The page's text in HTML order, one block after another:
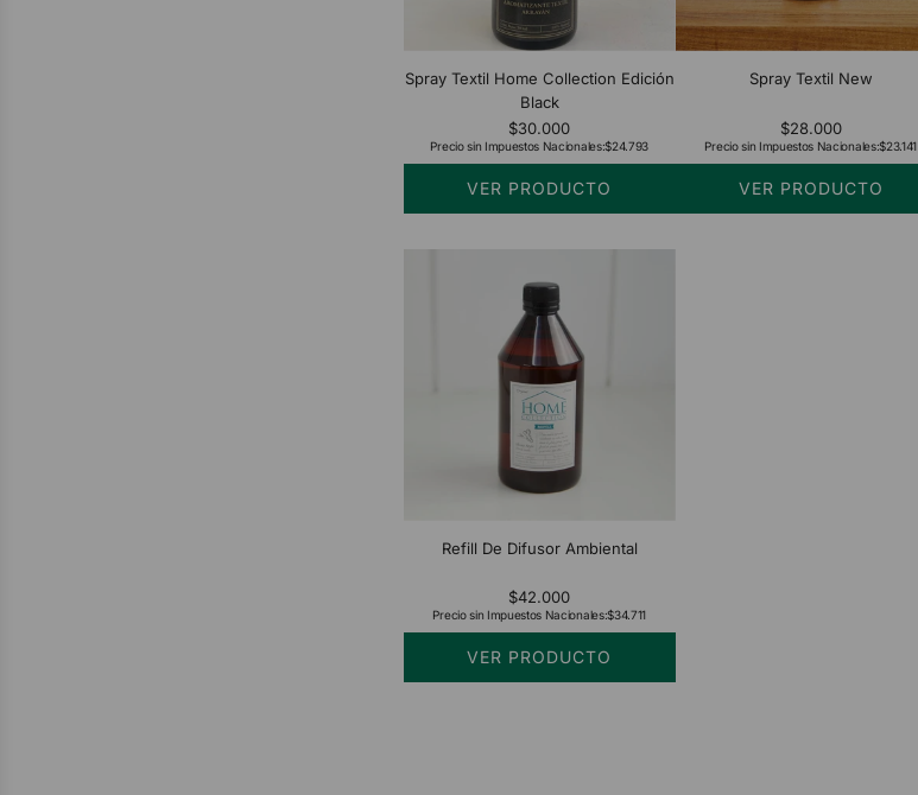
Spray Textil Home Collection Edición
Black
$30.000
Precio sin Impuestos Nacionales:$24.793
VER PRODUCTO
Spray Textil New
$28.000
Precio sin Impuestos Nacionales:$23.141
VER PRODUCTO
Refill De Difusor Ambiental
$42.000
Precio sin Impuestos Nacionales:$34.711
VER PRODUCTO